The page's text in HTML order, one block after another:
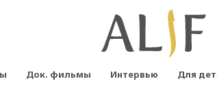
Док. фильмы Интервью Для